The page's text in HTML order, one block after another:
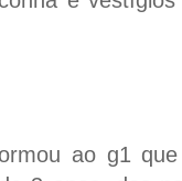
ao g1